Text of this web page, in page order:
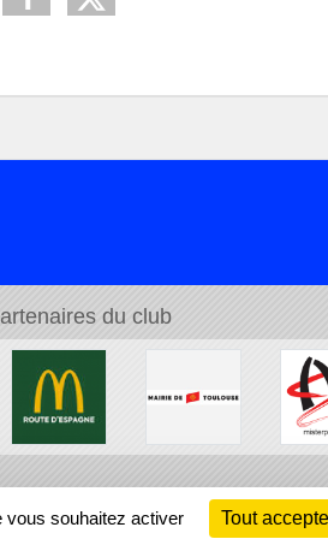
du club
vous souhaitez activer Tout